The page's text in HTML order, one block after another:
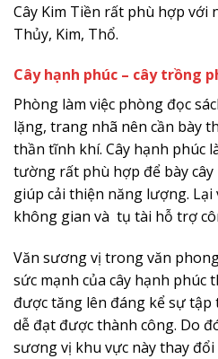
Cây Kim Tiền rất phù hợp
Thủy, Kim, Thổ.
Cây hạnh phúc – cây trồng
Phòng làm việc phòng đọc
lặng, trang nhã nên cần bày
thần tĩnh khí. Cây hạnh phúc
tường rất phù hợp để bày cây
giúp cải thiện năng lượng.
không gian và tụ tài hỗ trợ
Văn sương vị trong văn
sức mạnh của cây hạnh phúc
được tăng lên đáng kể sự
dễ đạt được thành công. Do
sương vị khu vực này thay